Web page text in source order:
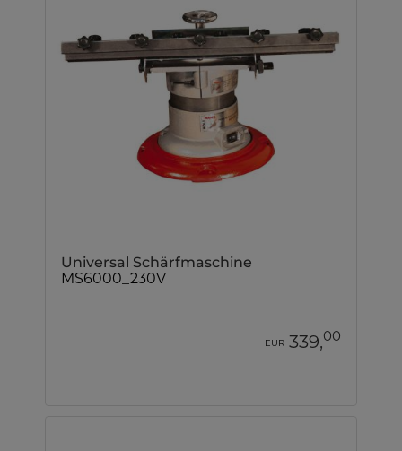
Universal Schärfmaschine
MS6000_230V
EUR 339,00